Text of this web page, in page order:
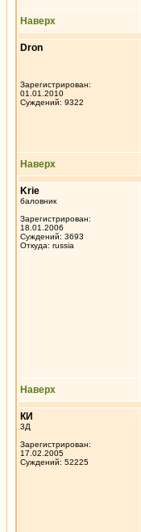
Наверх
Dron
Зарегистрирован:
01.01.2010
Суждений: 9322
Наверх
Krie
баловник
Зарегистрирован:
18.01.2006
Суждений: 3693
Откуда: russia
Наверх
КИ
3Д
Зарегистрирован:
17.02.2005
Суждений: 52225